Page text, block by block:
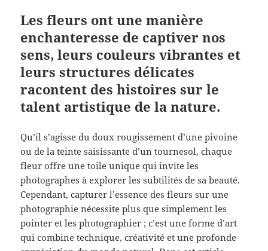
Les fleurs ont une manière
enchanteresse de captiver nos
sens, leurs couleurs vibrantes et
leurs structures délicates
racontent des histoires sur le
talent artistique de la nature.
Qu’il s’agisse du doux rougissement d’une pivoine
ou de la teinte saisissante d’un tournesol, chaque
fleur offre une toile unique qui invite les
photographes à explorer les subtilités de sa beauté.
Cependant, capturer l’essence des fleurs sur une
photographie nécessite plus que simplement les
pointer et les photographier ; c’est une forme d’art
qui combine technique, créativité et une profonde